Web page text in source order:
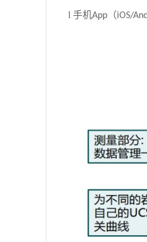
l 手机App （iOS/